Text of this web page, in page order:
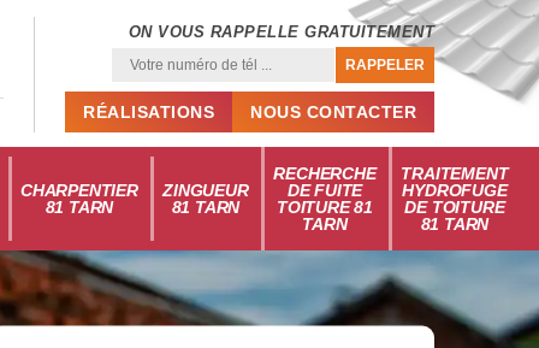
ON VOUS RAPPELLE GRATUITEMENT
RÉALISATIONS NOUS CONTACTER
CHARPENTIER
81 TARN
ZINGUEUR
81 TARN
RECHERCHE
DE FUITE
TOITURE 81
TARN
TRAITEMENT
HYDROFUGE
DE TOITURE
81 TARN